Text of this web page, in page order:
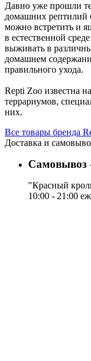
Давно уже прошли
домашних рептилий
можно встретить и
в естественной
выживать в
домашнем
правильного ухода.
Repti Zoo известна
террариумов,
них.
Все товары бренда
Доставка и
Самовывоз
"Красный
10:00 - 21:00